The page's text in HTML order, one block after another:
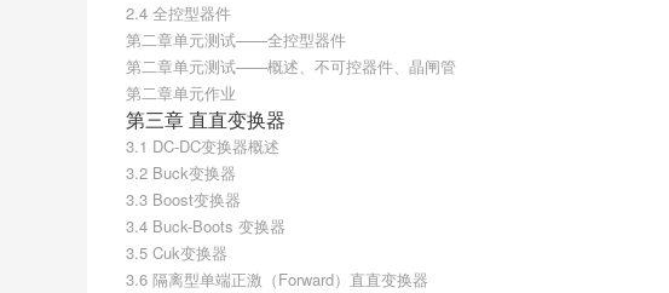
2.4 全控型器件
第二章单元测试——全控型器件
第二章单元测试——概述、不可控器件、晶闸管
第二章单元作业
第三章 直直变换器
3.1 DC-DC变换器概述
3.2 Buck变换器
3.3 Boost变换器
3.4 Buck-Boots 变换器
3.5 Cuk变换器
3.6 隔离型单端正激（Forward）直直变换器